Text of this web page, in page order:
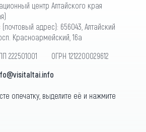
центр Алтайского края
адрес): 656043, Алтайский
Красноармейский, 16а
222501001 ОГРН 1212200029612
опечатку, выделите её и нажмите